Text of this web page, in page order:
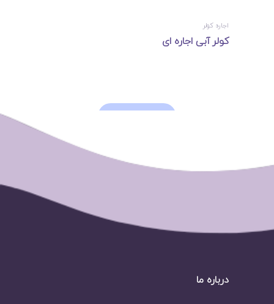
اجاره کولر
کولر آبی اجاره ای
درباره ما